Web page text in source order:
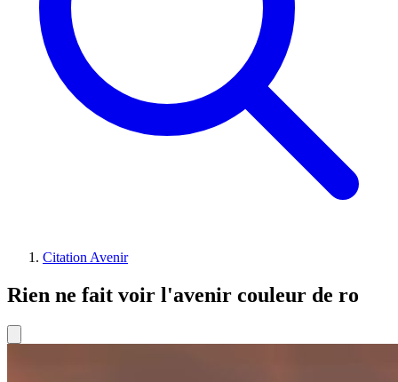
Citation Avenir
Rien ne fait voir l'avenir couleur de ro